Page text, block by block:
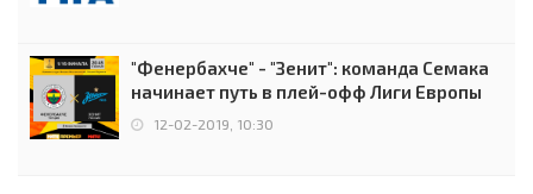
"Фенербахче" - "Зенит": команда Семака
начинает путь в плей-офф Лиги Европы
12-02-2019, 10:30